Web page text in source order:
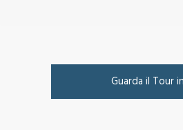
Guarda il Tour